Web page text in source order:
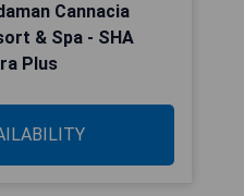
Cannacia
& Spa - SHA
Plus